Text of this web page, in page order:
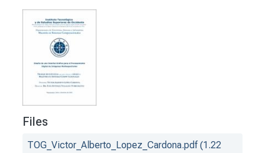
Files
TOG_Victor_Alberto_Lopez_Cardona.pdf(1.22